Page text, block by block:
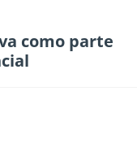
como parte